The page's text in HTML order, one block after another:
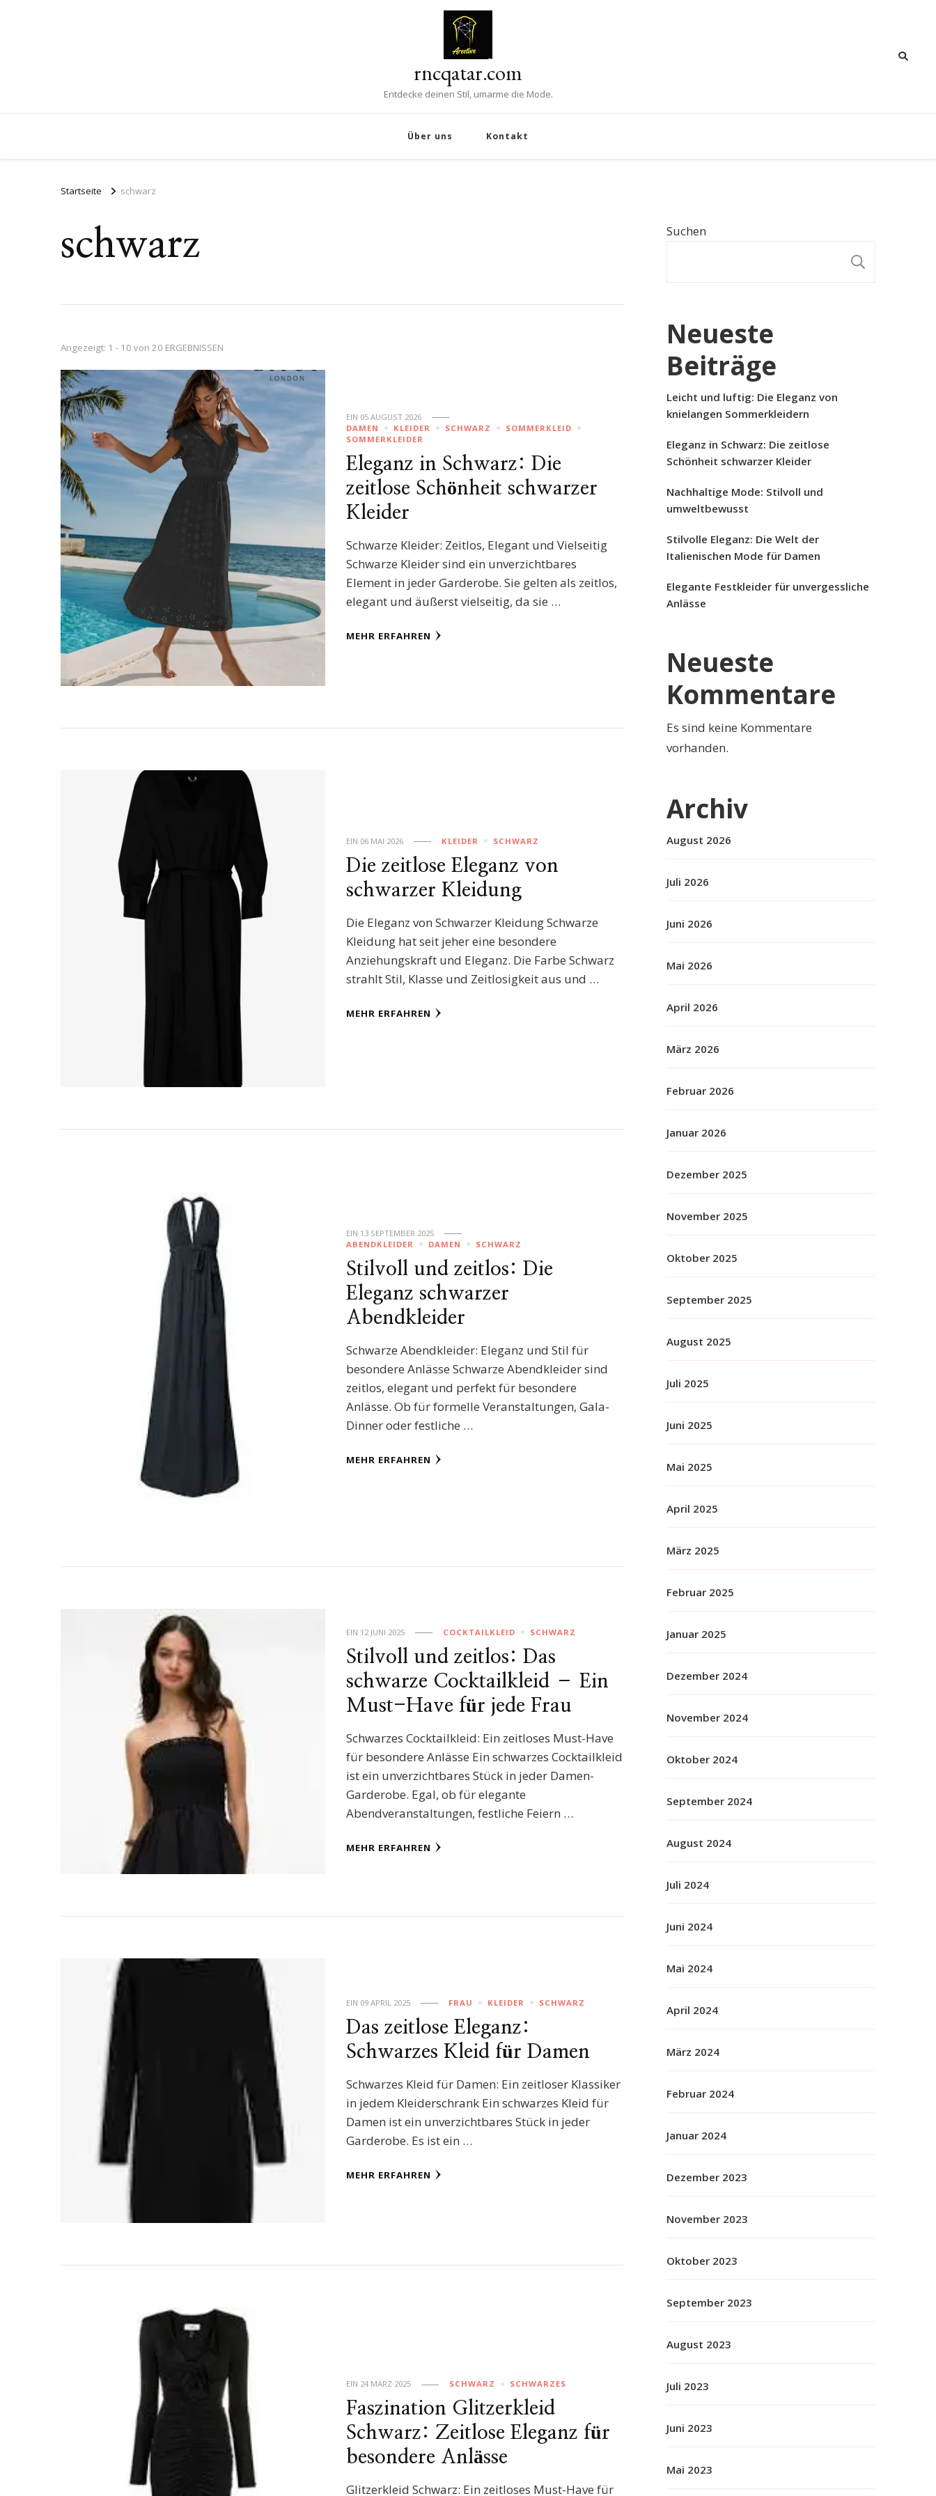
rncqatar.com
Entdecke deinen Stil, umarme die Mode.
Über uns Kontakt
Startseite schwarz
schwarz
Angezeigt: 1 - 10 von 20 ERGEBNISSEN
EIN 05 AUGUST 2026
DAMEN
KLEIDER SCHWARZ
SOMMERKLEID
SOMMERKLEIDER
Eleganz in Schwarz: Die
zeitlose Schönheit schwarzer
Kleider
Schwarze Kleider: Zeitlos, Elegant und Vielseitig
Schwarze Kleider sind ein unverzichtbares
Element in jeder Garderobe. Sie gelten als zeitlos,
elegant und äußerst vielseitig, da sie …
MEHR ERFAHREN
EIN 06 MAI 2026 KLEIDER SCHWARZ
Die zeitlose Eleganz von
schwarzer Kleidung
Die Eleganz von Schwarzer Kleidung Schwarze
Kleidung hat seit jeher eine besondere
Anziehungskraft und Eleganz. Die Farbe Schwarz
strahlt Stil, Klasse und Zeitlosigkeit aus und …
MEHR ERFAHREN
EIN 13 SEPTEMBER 2025
ABENDKLEIDER
DAMEN SCHWARZ
Stilvoll und zeitlos: Die
Eleganz schwarzer
Abendkleider
Schwarze Abendkleider: Eleganz und Stil für
besondere Anlässe Schwarze Abendkleider sind
zeitlos, elegant und perfekt für besondere
Anlässe. Ob für formelle Veranstaltungen, Gala-
Dinner oder festliche …
MEHR ERFAHREN
EIN 12 JUNI 2025 COCKTAILKLEID SCHWARZ
Stilvoll und zeitlos: Das
schwarze Cocktailkleid – Ein
Must-Have für jede Frau
Schwarzes Cocktailkleid: Ein zeitloses Must-Have
für besondere Anlässe Ein schwarzes Cocktailkleid
ist ein unverzichtbares Stück in jeder Damen-
Garderobe. Egal, ob für elegante
Abendveranstaltungen, festliche Feiern …
MEHR ERFAHREN
EIN 09 APRIL 2025 FRAU KLEIDER SCHWARZ
Das zeitlose Eleganz:
Schwarzes Kleid für Damen
Schwarzes Kleid für Damen: Ein zeitloser Klassiker
in jedem Kleiderschrank Ein schwarzes Kleid für
Damen ist ein unverzichtbares Stück in jeder
Garderobe. Es ist ein …
MEHR ERFAHREN
EIN 24 MÄRZ 2025 SCHWARZ SCHWARZES
Faszination Glitzerkleid
Schwarz: Zeitlose Eleganz für
besondere Anlässe
Glitzerkleid Schwarz: Ein zeitloses Must-Have für
Suchen
Neueste
Beiträge
Leicht und luftig: Die Eleganz von
knielangen Sommerkleidern
Eleganz in Schwarz: Die zeitlose
Schönheit schwarzer Kleider
Nachhaltige Mode: Stilvoll und
umweltbewusst
Stilvolle Eleganz: Die Welt der
Italienischen Mode für Damen
Elegante Festkleider für unvergessliche
Anlässe
Neueste
Kommentare
Es sind keine Kommentare
vorhanden.
Archiv
August 2026
Juli 2026
Juni 2026
Mai 2026
April 2026
März 2026
Februar 2026
Januar 2026
Dezember 2025
November 2025
Oktober 2025
September 2025
August 2025
Juli 2025
Juni 2025
Mai 2025
April 2025
März 2025
Februar 2025
Januar 2025
Dezember 2024
November 2024
Oktober 2024
September 2024
August 2024
Juli 2024
Juni 2024
Mai 2024
April 2024
März 2024
Februar 2024
Januar 2024
Dezember 2023
November 2023
Oktober 2023
September 2023
August 2023
Juli 2023
Juni 2023
Mai 2023